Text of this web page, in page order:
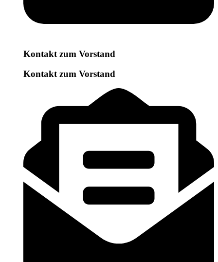
Kontakt zum Vorstand
Kontakt zum Vorstand